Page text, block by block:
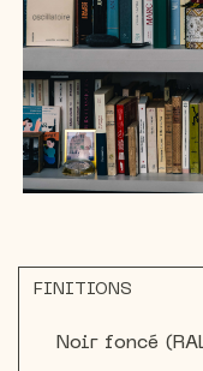
to
theFINITIONS
Noir foncé